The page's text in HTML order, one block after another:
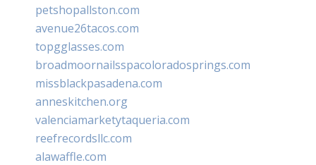
petshopallston.com
avenue26tacos.com
topgglasses.com
broadmoornailsspacoloradosprings.com
missblackpasadena.com
anneskitchen.org
valenciamarketytaqueria.com
reefrecordsllc.com
alawaffle.com